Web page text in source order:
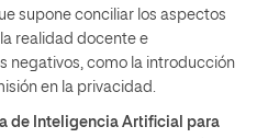
supone conciliar los aspectos
realidad docente e
negativos, como la introducción
en la privacidad.
de Inteligencia Artificial para